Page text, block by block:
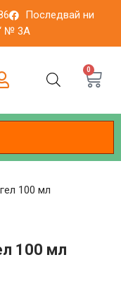
Последвай ни
№ 3A
0
100 мл